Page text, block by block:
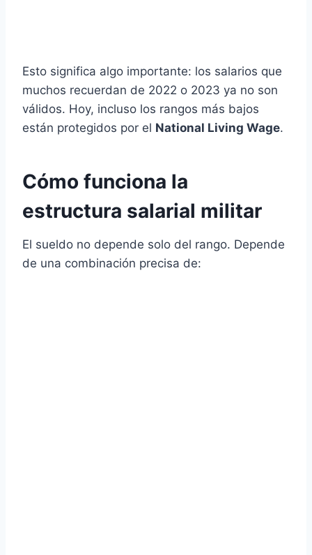
Esto significa algo importante: los salarios que
muchos recuerdan de 2022 o 2023 ya no son
válidos. Hoy, incluso los rangos más bajos
están protegidos por el National Living Wage.
Cómo funciona la
estructura salarial militar
El sueldo no depende solo del rango. Depende
de una combinación precisa de: